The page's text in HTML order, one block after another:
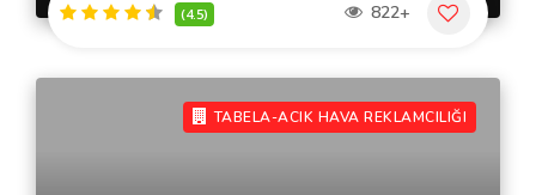
(4.5) 822+
TABELA-ACIK HAVA REKLAMCILIĞI